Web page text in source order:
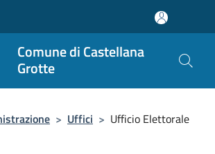
Comune di Castellana
Grotte
> Uffici > Ufficio Elettorale